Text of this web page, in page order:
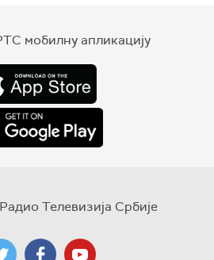
мобилну апликацију
Радио Телевизија Србије